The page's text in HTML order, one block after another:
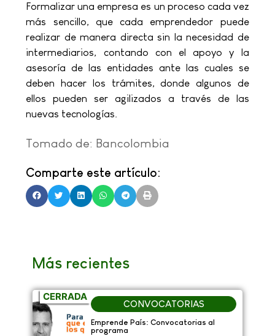
Formalizar una empresa es un proceso cada vez
más sencillo, que cada emprendedor puede
realizar de manera directa sin la necesidad de
intermediarios, contando con el apoyo y la
asesoría de las entidades ante las cuales se
deben hacer los trámites, donde algunos de
ellos pueden ser agilizados a través de las
nuevas tecnologías.
Tomado de: Bancolombia
Comparte este artículo:
Más recientes
CERRADA
CONVOCATORIAS
Emprende País: Convocatorias al
programa